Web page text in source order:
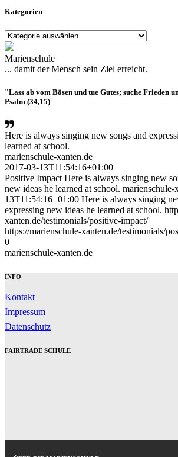
Kategorien
Kategorien
Marienschule
... damit der Mensch sein Ziel erreicht.
"Lass ab vom Bösen und tue Gutes; suche Frieden
Psalm (34,15)
Here is always singing new songs and
learned at school.
marienschule-xanten.de
2017-03-13T11:54:16+01:00
Positive Impact Here is always singing new
new ideas he learned at school.
13T11:54:16+01:00 Here is always singing
expressing new ideas he learned at school.
xanten.de/testimonials/positive-impact/
https://marienschule-xanten.de/testimonials/
0
marienschule-xanten.de
INFO
Kontakt
Impressum
Datenschutz
FAIRTRADE SCHULE